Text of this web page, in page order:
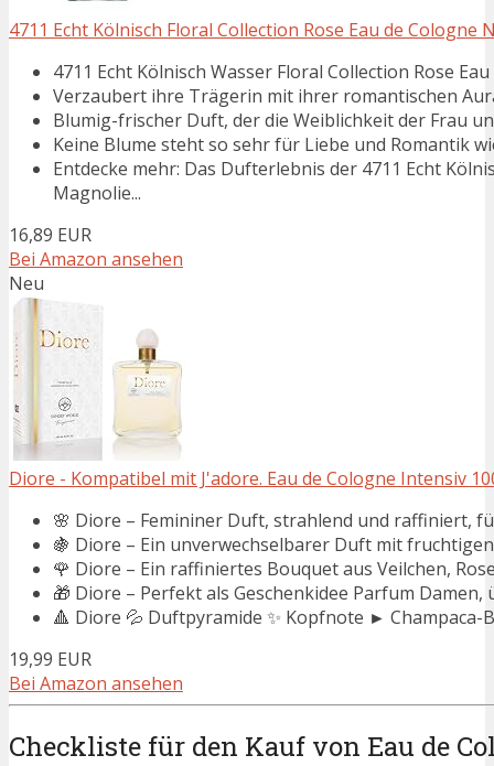
4711 Echt Kölnisch Floral Collection Rose Eau de Cologne
4711 Echt Kölnisch Wasser Floral Collection Rose
Verzaubert ihre Trägerin mit ihrer romantischen
Blumig-frischer Duft, der die Weiblichkeit der Frau
Keine Blume steht so sehr für Liebe und Romantik
Entdecke mehr: Das Dufterlebnis der 4711 Echt
Magnolie...
16,89 EUR
Bei Amazon ansehen
Neu
Diore - Kompatibel mit J'adore. Eau de Cologne Intensiv
🌸 Diore – Femininer Duft, strahlend und raffiniert,
🍇 Diore – Ein unverwechselbarer Duft mit
🌹 Diore – Ein raffiniertes Bouquet aus Veilchen,
🎁 Diore – Perfekt als Geschenkidee Parfum
🔺 Diore 💦 Duftpyramide ✨ Kopfnote ► Champaca-
19,99 EUR
Bei Amazon ansehen
Checkliste für den Kauf von Eau de